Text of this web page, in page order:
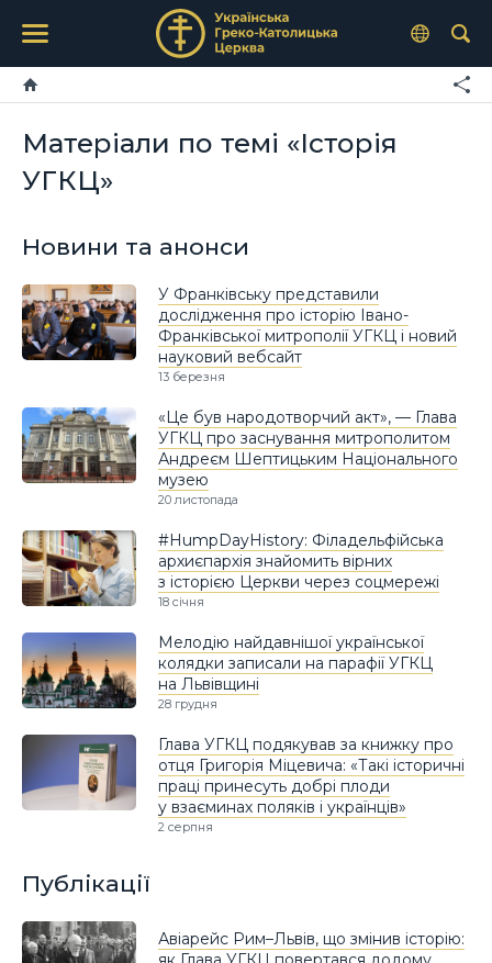
Матеріали по темі «Історія
УГКЦ»
Новини та анонси
У Франківську представили
дослідження про історію Івано-
Франківської митрополії УГКЦ і новий
науковий вебсайт
13 березня
«Це був народотворчий акт», — Глава
УГКЦ про заснування митрополитом
Андреєм Шептицьким Національного
музею
20 листопада
#HumpDayHistory: Філадельфійська
архиєпархія знайомить вірних
з історією Церкви через соцмережі
18 січня
Мелодію найдавнішої української
колядки записали на парафії УГКЦ
на Львівщині
28 грудня
Глава УГКЦ подякував за книжку про
отця Григорія Міцевича: «Такі історичні
праці принесуть добрі плоди
у взаєминах поляків і українців»
2 серпня
Публікації
Авіарейс Рим–Львів, що змінив історію: